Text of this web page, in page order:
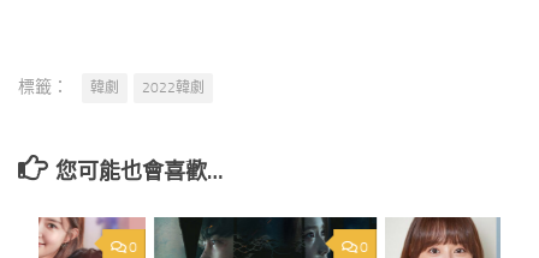
標籤： 韓劇 2022韓劇
您可能也會喜歡…
0
0